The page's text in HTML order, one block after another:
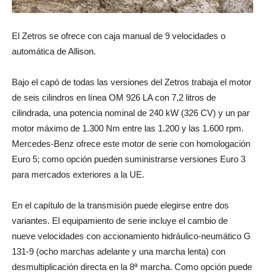
El Zetros se ofrece con caja manual de 9 velocidades o
automática de Allison.
Bajo el capó de todas las versiones del Zetros trabaja el motor
de seis cilindros en línea OM 926 LA con 7,2 litros de
cilindrada, una potencia nominal de 240 kW (326 CV) y un par
motor máximo de 1.300 Nm entre las 1.200 y las 1.600 rpm.
Mercedes-Benz ofrece este motor de serie con homologación
Euro 5; como opción pueden suministrarse versiones Euro 3
para mercados exteriores a la UE.
En el capítulo de la transmisión puede elegirse entre dos
variantes. El equipamiento de serie incluye el cambio de
nueve velocidades con accionamiento hidráulico-neumático G
131-9 (ocho marchas adelante y una marcha lenta) con
desmultiplicación directa en la 8ª marcha. Como opción puede